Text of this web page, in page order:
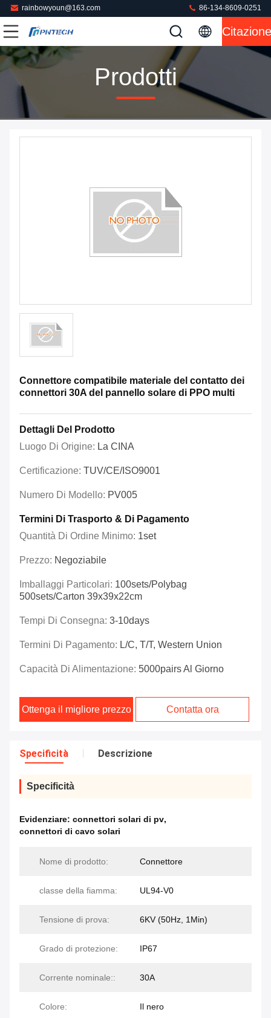
rainbowyoun@163.com 86-134-8609-0251
Citazione
Prodotti
Connettore compatibile materiale del contatto dei
connettori 30A del pannello solare di PPO multi
Dettagli Del Prodotto
Luogo Di Origine: La CINA
Certificazione: TUV/CE/ISO9001
Numero Di Modello: PV005
Termini Di Trasporto & Di Pagamento
Quantità Di Ordine Minimo: 1set
Prezzo: Negoziabile
Imballaggi Particolari: 100sets/polybag
500sets/carton 39x39x22cm
Tempi Di Consegna: 3-10days
Termini Di Pagamento: L/C, T/T, Western Union
Capacità Di Alimentazione: 5000pairs Al Giorno
Ottenga il migliore prezzo Contatta ora
Specificità Descrizione
Specificità
Evidenziare: connettori solari di pv,
connettori di cavo solari
Nome di prodotto: Connettore
classe della fiamma: UL94-V0
Tensione di prova: 6KV (50Hz, 1Min)
Grado di protezione: IP67
Corrente nominale:: 30A
Colore: Il nero